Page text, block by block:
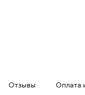
Отзывы Оплата